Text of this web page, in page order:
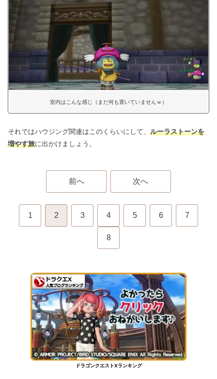
室内はこんな感じ（まだ何も置いていませんｗ）
それではハウジング関連はこのくらいにして、 ルーラストーンを
増やす旅に出かけましょう。
前へ 次へ
1 2 3 4 5 6 7
8
ドラゴンクエストXランキング